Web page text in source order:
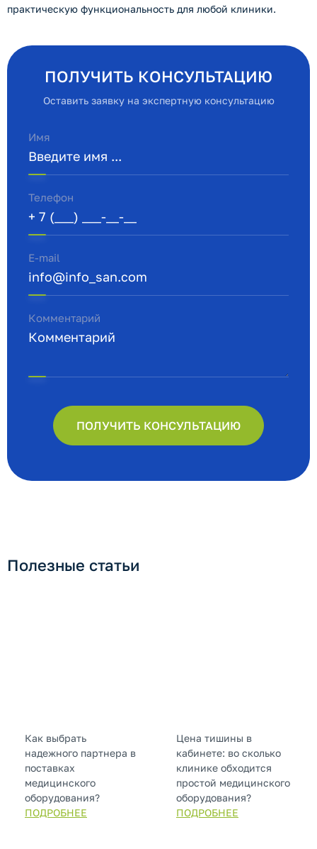
практическую функциональность для любой клиники.
ПОЛУЧИТЬ КОНСУЛЬТАЦИЮ
Оставить заявку на экспертную консультацию
Имя
Телефон
E-mail
Комментарий
ПОЛУЧИТЬ КОНСУЛЬТАЦИЮ
Полезные статьи
Как выбрать
надежного партнера в
поставках
медицинского
оборудования?
ПОДРОБНЕЕ
Цена тишины в
кабинете: во сколько
клинике обходится
простой медицинского
оборудования?
ПОДРОБНЕЕ